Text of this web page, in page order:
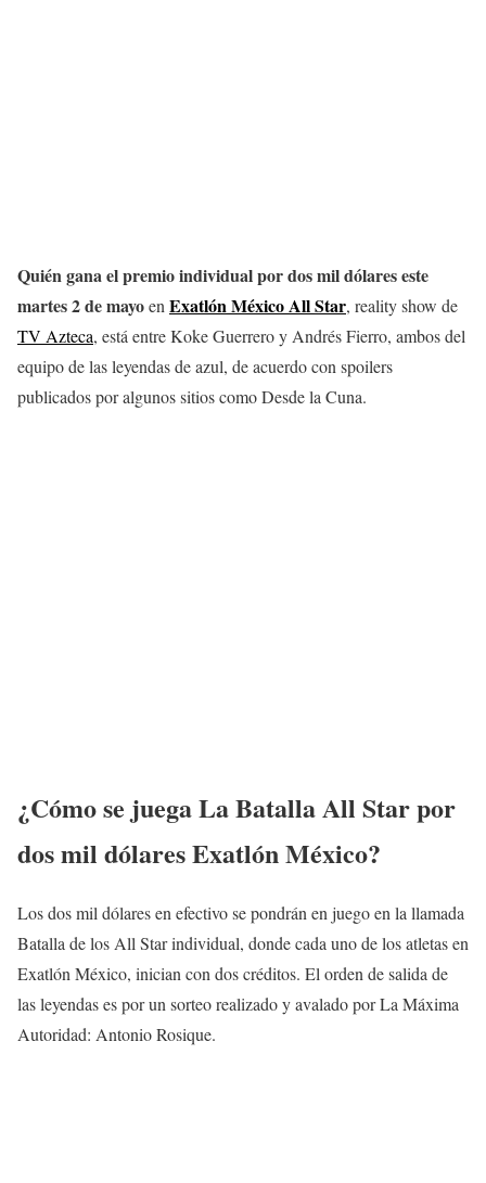
Quién gana el premio individual por dos mil dólares este
martes 2 de mayoen Exatlón México All Star, reality show de
TV Azteca, está entre Koke Guerrero y Andrés Fierro, ambos del
equipo de las leyendas de azul, de acuerdo con spoilers
publicados por algunos sitios como Desde la Cuna.
¿Cómo se juega La Batalla All Star por
dos mil dólares Exatlón México?
Los dos mil dólares en efectivo se pondrán en juego en la llamada
Batalla de los All Star individual, donde cada uno de los atletas en
Exatlón México, inician con dos créditos. El orden de salida de
las leyendas es por un sorteo realizado y avalado por La Máxima
Autoridad: Antonio Rosique.